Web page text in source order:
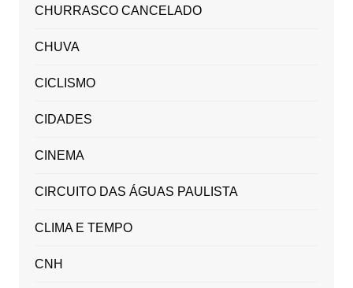
CHURRASCO CANCELADO
CHUVA
CICLISMO
CIDADES
CINEMA
CIRCUITO DAS ÁGUAS PAULISTA
CLIMA E TEMPO
CNH